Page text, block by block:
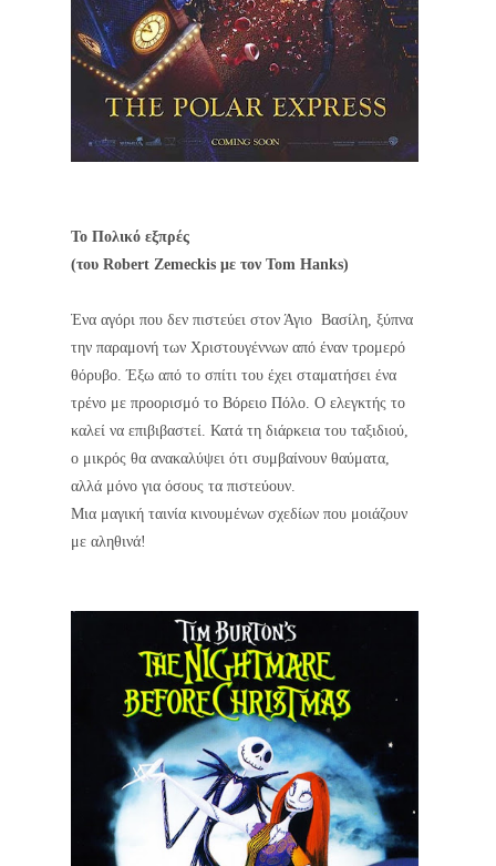
Το Πολικό εξπρές
(του Robert Zemeckis με τον Tom Hanks)
Ένα αγόρι που δεν πιστεύει στον Άγιο Βασίλη, ξύπνα
την παραμονή των Χριστουγέννων από έναν τρομερό
θόρυβο. Έξω από το σπίτι του έχει σταματήσει ένα
τρένο με προορισμό το Βόρειο Πόλο. Ο ελεγκτής το
καλεί να επιβιβαστεί. Κατά τη διάρκεια του ταξιδιού,
ο μικρός θα ανακαλύψει ότι συμβαίνουν θαύματα,
αλλά μόνο για όσους τα πιστεύουν.
Μια μαγική ταινία κινουμένων σχεδίων που μοιάζουν
με αληθινά!